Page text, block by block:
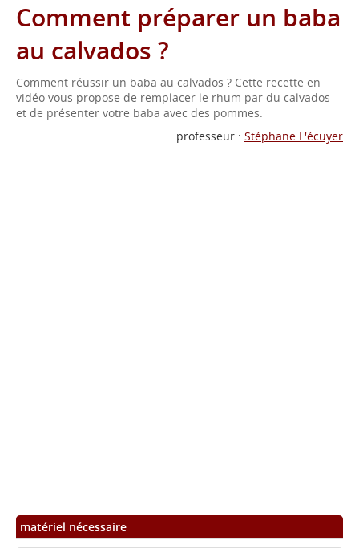
Comment préparer un baba
au calvados ?
Comment réussir un baba au calvados ? Cette recette en
vidéo vous propose de remplacer le rhum par du calvados
et de présenter votre baba avec des pommes.
professeur : Stéphane L'écuyer
matériel nécessaire